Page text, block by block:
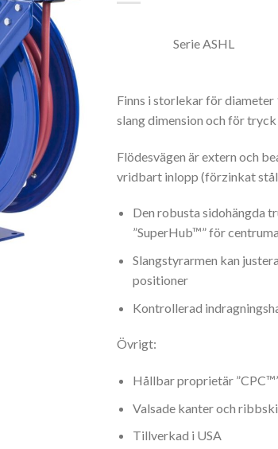
Serie ASHL
Finns i storlekar för
slang dimension och för
Flödesvägen är extern och
vridbart inlopp (förzinkat
Den robusta sidohängda
”SuperHub™” för
Slangstyrarmen kan
positioner
Kontrollerad
Övrigt:
Hållbar proprietär
Valsade kanter och
Tillverkad i USA